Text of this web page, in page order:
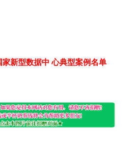
家新型数据中 心典型案例名单